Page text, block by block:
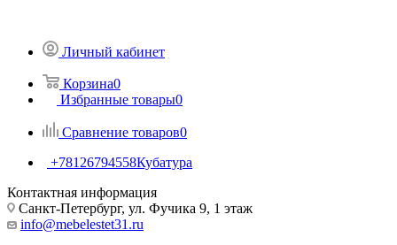
Личный кабинет
Корзина0
Избранные товары0
Сравнение товаров0
+78126794558Кубатура
Контактная информация
Санкт-Петербург, ул. Фучика 9, 1 этаж
info@mebelestet31.ru